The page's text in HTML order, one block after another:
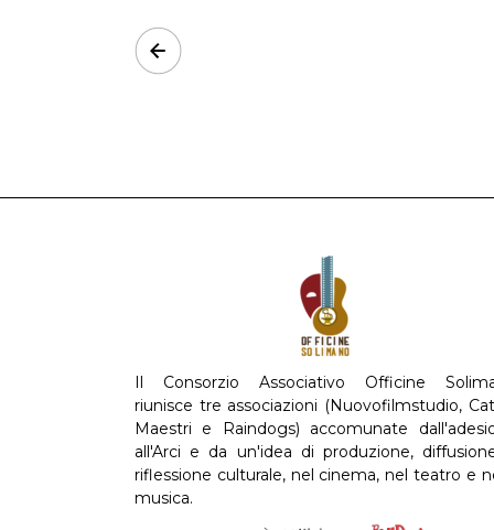
Il Consorzio Associativo Officine
riunisce tre associazioni (Nuovofilmstudio,
Maestri e Raindogs) accomunate
all'Arci e da un'idea di produzione,
riflessione culturale, nel cinema, nel teatro e
musica.